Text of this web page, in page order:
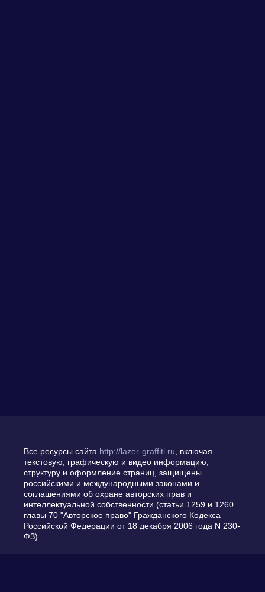
Все ресурсы сайта http://lazer-graffiti.ru , включая
текстовую, графическую и видео информацию,
структуру и оформление страниц, защищены
российскими и международными законами и
соглашениями об охране авторских прав и
интеллектуальной собственности (статьи 1259 и 1260
главы 70 "Авторское право" Гражданского Кодекса
Российской Федерации от 18 декабря 2006 года N 230-
ФЗ).